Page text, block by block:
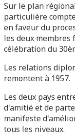
Sur le plan
particulière
en faveur du
les deux membres
célébration du
Les relations
remontent à 1957.
Les deux pays
d'amitié et de
manifeste
tous les niveaux.